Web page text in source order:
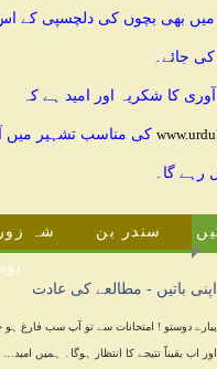
میں بھی بچوں کی دلچسپی کے
جائے۔
کا شکریہ اور امید ہے کہ
کی مناسب تشہیر میں
رہے گا۔
سندر بن شہ
اپنی باتیں - مطالعے کی عادت
پیارے دوستو ! امتحانات سے تو آپ سب فارغ
اور اب یقیناً نتیجے کا انتظار ہوگا۔ ہمیں امید…